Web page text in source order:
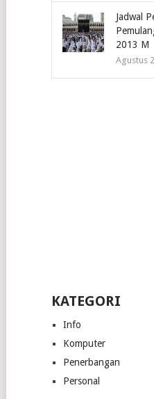
Jadwal
2013 M
Agustus
KATEGORI
Info
Komputer
Penerbangan
Personal